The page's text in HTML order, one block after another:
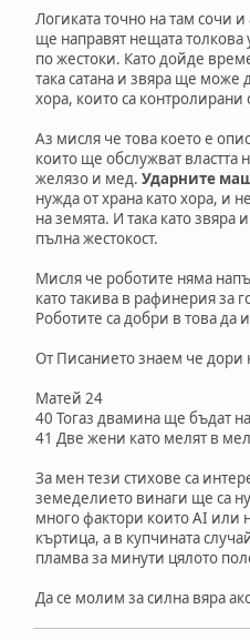
Логиката точно на там сочи
ще направят нещата толкова
по жестоки. Като дойде
така сатана и звяра ще
хора, които са контролирани
Аз мисля че това което е
които ще обслужват властта
желязо и мед. Ударните
нужда от храна като хора, и
на земята. И така като
пълна жестокост.
Мисля че роботите няма
като такива в рафинерия за
Роботите са добри в това да
От Писанието знаем че
Матей 24
40 Тогаз двамина ще бъдат
41 Две жени като мелят в
За мен тези стихове са
земеделието винаги ще са
много фактори които AI или
къртица, а в купчината
пламва за минути цялото
Да се молим за силна вяра